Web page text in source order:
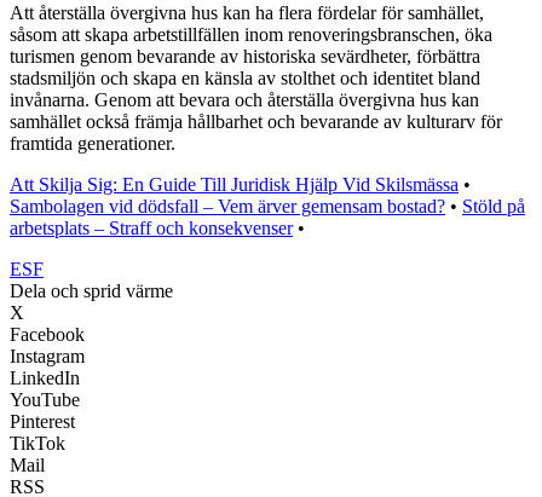
Att återställa övergivna hus kan ha flera fördelar för samhället,
såsom att skapa arbetstillfällen inom renoveringsbranschen, öka
turismen genom bevarande av historiska sevärdheter, förbättra
stadsmiljön och skapa en känsla av stolthet och identitet bland
invånarna. Genom att bevara och återställa övergivna hus kan
samhället också främja hållbarhet och bevarande av kulturarv för
framtida generationer.
Att Skilja Sig: En Guide Till Juridisk Hjälp Vid Skilsmässa •
Sambolagen vid dödsfall – Vem ärver gemensam bostad? • Stöld på
arbetsplats – Straff och konsekvenser•
ESF
Dela och sprid värme
X
Facebook
Instagram
LinkedIn
YouTube
Pinterest
TikTok
Mail
RSS